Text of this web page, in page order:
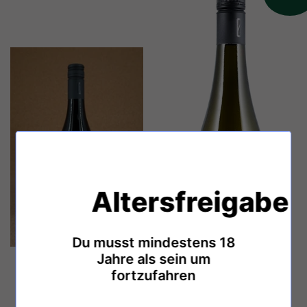
Altersfreigabe
Du musst mindestens 18
Jahre als sein um
fortzufahren